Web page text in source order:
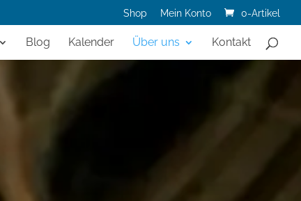
Shop Mein Konto 0-Artikel
Blog Kalender Über uns Kontakt